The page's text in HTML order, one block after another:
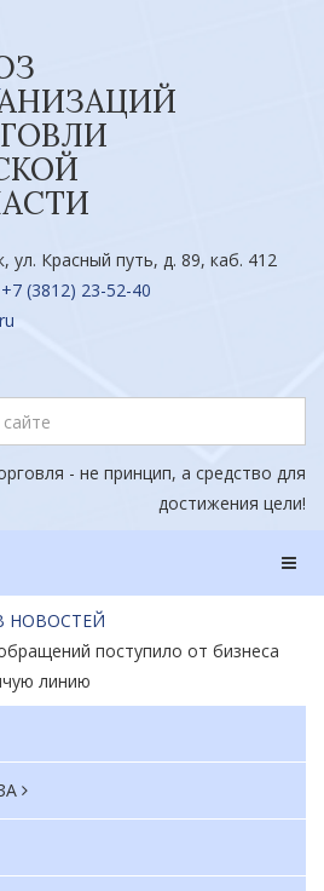
Красный путь, д. 89, каб. 412
+7 (3812) 23-52-40
- не принцип, а средство для
достижения цели!
НОВОСТЕЙ
поступило от бизнеса
линию